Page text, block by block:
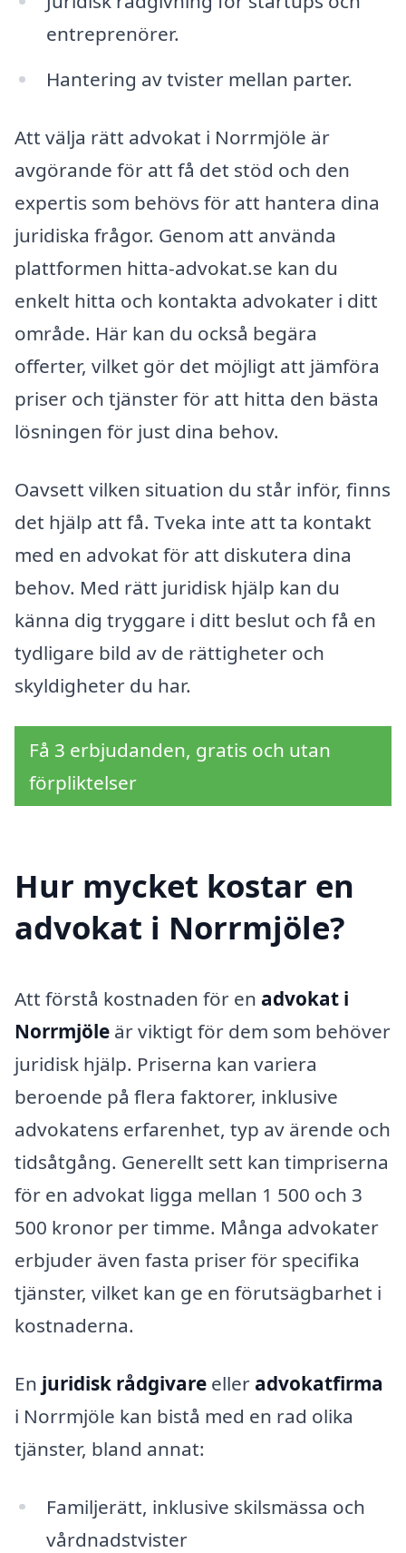
entreprenörer.
Hantering av tvister mellan parter.
Att välja rätt advokat i Norrmjöle är
avgörande för att få det stöd och den
expertis som behövs för att hantera dina
juridiska frågor. Genom att använda
plattformen hitta-advokat.se kan du
enkelt hitta och kontakta advokater i ditt
område. Här kan du också begära
offerter, vilket gör det möjligt att jämföra
priser och tjänster för att hitta den bästa
lösningen för just dina behov.
Oavsett vilken situation du står inför, finns
det hjälp att få. Tveka inte att ta kontakt
med en advokat för att diskutera dina
behov. Med rätt juridisk hjälp kan du
känna dig tryggare i ditt beslut och få en
tydligare bild av de rättigheter och
skyldigheter du har.
Få 3 erbjudanden, gratis och utan
förpliktelser
Hur mycket kostar en
advokat i Norrmjöle?
Att förstå kostnaden för en advokat i
Norrmjöle är viktigt för dem som behöver
juridisk hjälp. Priserna kan variera
beroende på flera faktorer, inklusive
advokatens erfarenhet, typ av ärende och
tidsåtgång. Generellt sett kan timpriserna
för en advokat ligga mellan 1 500 och 3
500 kronor per timme. Många advokater
erbjuder även fasta priser för specifika
tjänster, vilket kan ge en förutsägbarhet i
kostnaderna.
En juridisk rådgivare eller advokatfirma
i Norrmjöle kan bistå med en rad olika
tjänster, bland annat:
Familjerätt, inklusive skilsmässa och
vårdnadstvister